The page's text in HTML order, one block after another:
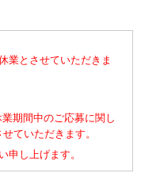
業とさせていただきま
期間中のご応募に関し
ていただきます。
申し上げます。